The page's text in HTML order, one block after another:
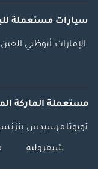
سيارات مستعملة
الإمارات أبوظبي العين
مستعملة الماركة
تويوتا مرسيدس بنز
شيفروليه